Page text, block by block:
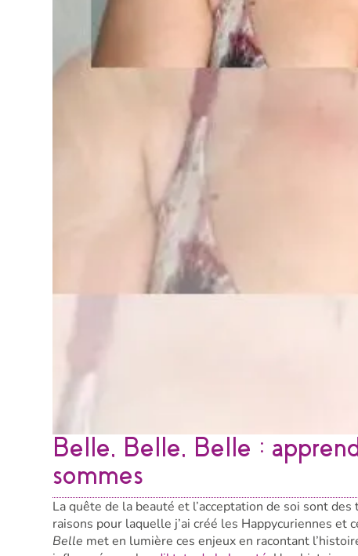
Belle, Belle, Belle :
sommes
La quête de la beauté et l’acceptation de soi sont
raisons pour laquelle j’ai créé les Happycuriennes et
Belle met en lumière ces enjeux en racontant